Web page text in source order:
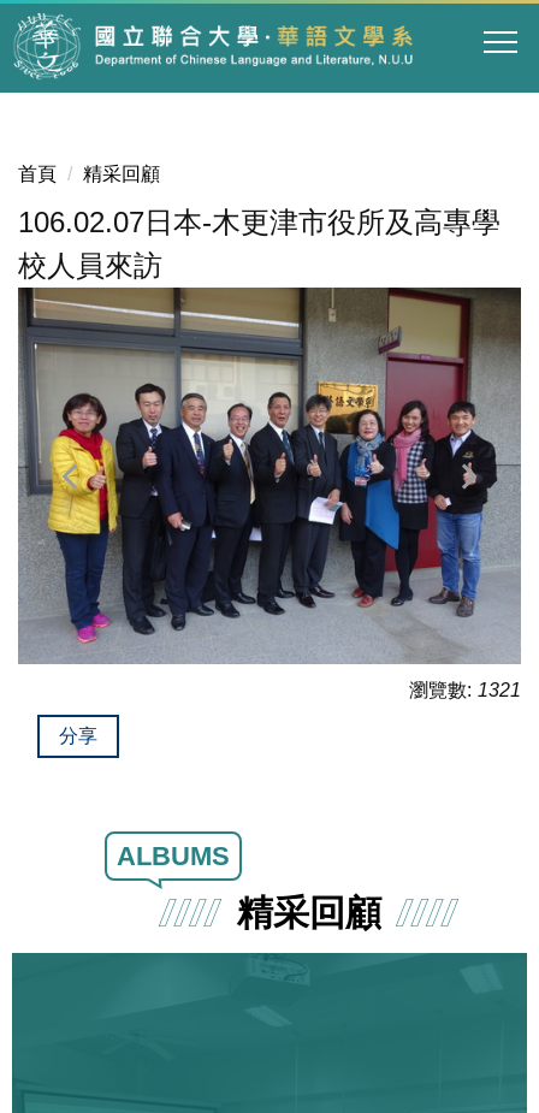
跳
到
主
容
首頁 精采回顧
106.02.07日本-木更津市役所及高專學
校人員來訪
瀏覽數: 1321
分享
精采回顧
ALBUMS